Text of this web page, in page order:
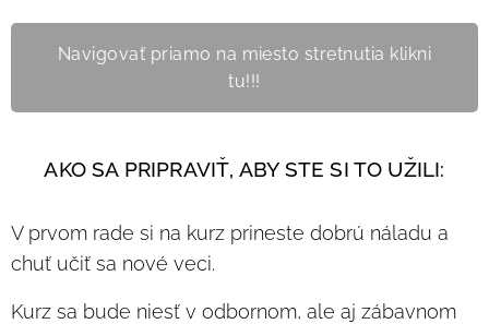
Navigovať priamo na miesto stretnutia klikni
tu!!!
AKO SA PRIPRAVIŤ, ABY STE SI TO UŽILI:
V prvom rade si na kurz prineste dobrú náladu a
chuť učiť sa nové veci.
Kurz sa bude niesť v odbornom, ale aj zábavnom